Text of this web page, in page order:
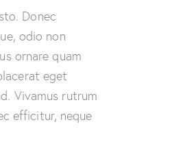
Donec
odio non
ornare quam
eget
Vivamus rutrum
efficitur, neque